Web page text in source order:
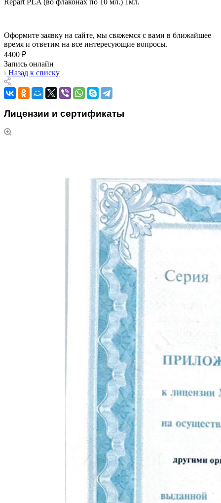
Оформите заявку на сайте, мы свяжемся с вами в ближайшее
время и ответим на все интересующие вопросы.
4400 ₽
Запись онлайн
Назад к списку
Лицензии и сертификаты